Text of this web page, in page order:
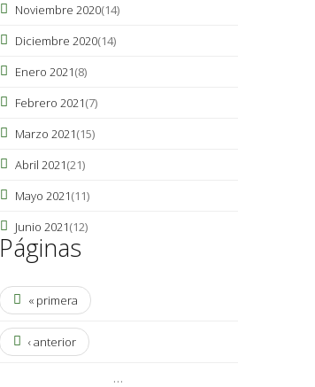
Noviembre 2020(14)
Diciembre 2020(14)
Enero 2021(8)
Febrero 2021(7)
Marzo 2021(15)
Abril 2021(21)
Mayo 2021(11)
Junio 2021(12)
Páginas
« primera
‹ anterior
…